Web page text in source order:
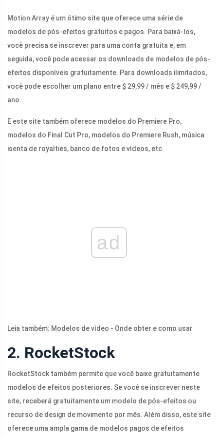
Motion Array é um ótimo site que oferece uma série de
modelos de pós-efeitos gratuitos e pagos. Para baixá-los,
você precisa se inscrever para uma conta gratuita e, em
seguida, você pode acessar os downloads de modelos de pós-
efeitos disponíveis gratuitamente. Para downloads ilimitados,
você pode escolher um plano entre $ 29,99 / mês e $ 249,99 /
ano.
E este site também oferece modelos do Premiere Pro,
modelos do Final Cut Pro, modelos do Premiere Rush, música
isenta de royalties, banco de fotos e vídeos, etc.
ad
Leia também: Modelos de vídeo - Onde obter e como usar
2. RocketStock
RocketStock também permite que você baixe gratuitamente
modelos de efeitos posteriores. Se você se inscrever neste
site, receberá gratuitamente um modelo de pós-efeitos ou
recurso de design de movimento por mês. Além disso, este site
oferece uma ampla gama de modelos pagos de efeitos